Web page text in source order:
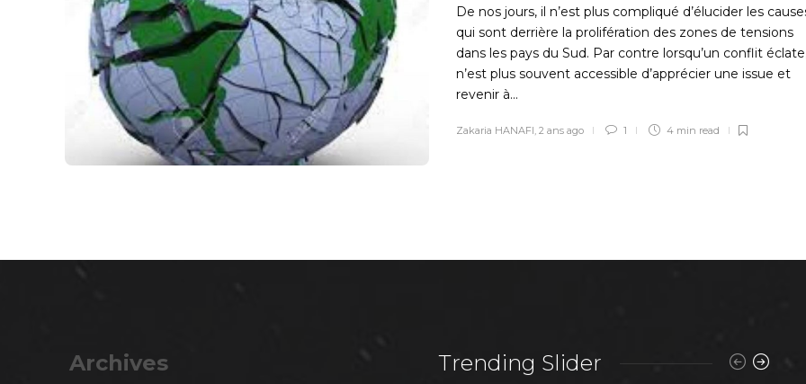
De nos jours, il n’est plus compliqué d’élucider les
qui sont derrière la prolifération des zones de tensions
dans les pays du Sud. Par contre lorsqu’un conflit
n’est plus souvent accessible d’apprécier une issue et
revenir à...
Zakaria HANAFI, 2 ans ago 1 4 min read
Archives Trending Slider